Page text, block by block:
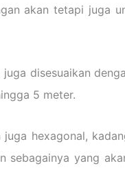
akan tetapi juga
disesuaikan
5 meter.
hexagonal,
sebagainya yang